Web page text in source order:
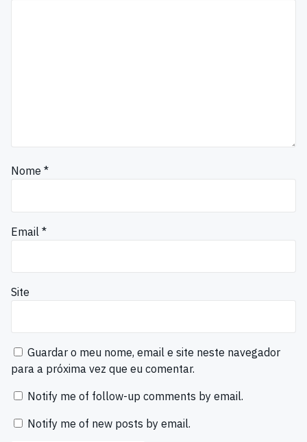
Nome *
Email *
Site
Guardar o meu nome, email e site neste navegador
para a próxima vez que eu comentar.
Notify me of follow-up comments by email.
Notify me of new posts by email.